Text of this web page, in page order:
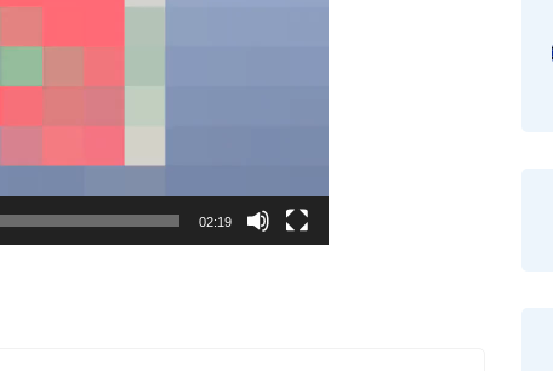
02:19